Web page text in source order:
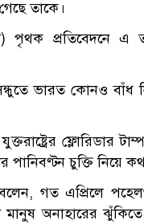
তাকে।
প্রতিবেদনে এ
ভারত কোনও বাঁধ
ফ্লোরিডার
পানিবণ্টন চুক্তি নিয়ে
বলেন, গত এপ্রিলে
মানুষ অনাহারের